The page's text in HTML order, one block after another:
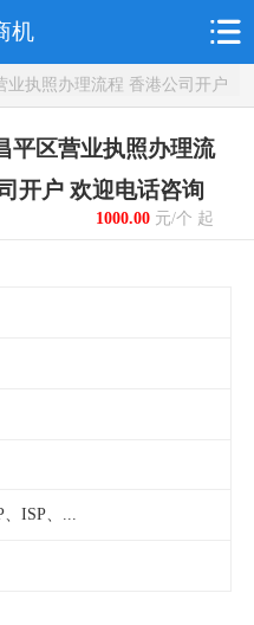
机
执照办理流程 香港公司开户
平区营业执照办理流
开户 欢迎电话咨询
1000.00元/个 起
、ISP、...